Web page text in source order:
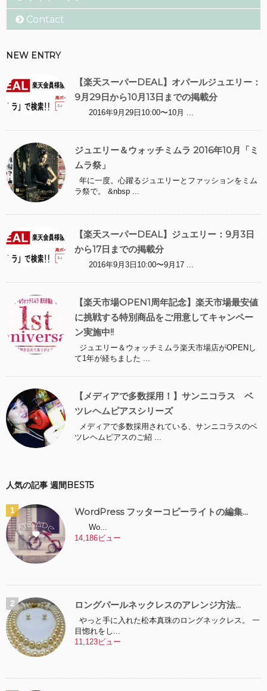
Contact
NEW ENTRY
【楽天スーパーDEAL】オパールジュエリー：
9月29日から10月13日までの掲載分
2016年9月29日10:00〜10月 ...
ジュエリー＆ウォッチミムラ 2016年10月「ミ
ムラ祭」
年に一度。心躍るジュエリーとファッションをミム
ラ祭で。 &nbsp ...
【楽天スーパーDEAL】ジュエリー：9月3日
から17日までの掲載分
2016年9月3日10:00〜9月17 ...
【楽天市場OPEN1周年記念】楽天市場最安値
に挑戦する特別商品をご用意してキャンペー
ン実施中!!
ジュエリー＆ウォッチミムラ楽天市場店がOPENし
て1年が経ちました ...
【メディアで多数採用！】サンニコラス ベ
ツレヘムピアスシリーズ
メディアで多数採用されている、サンニコラスのベ
ツレヘムピアスのご紹 ...
人気の記事 週間BEST5
WordPress フッターコピーライトの編集...
Wo...
14,186ビュー
ロングパールネックレスのアレンジ方法...
やっと手に入れた松本真珠のロングネックレス。 一
目惚れをし...
11,123ビュー